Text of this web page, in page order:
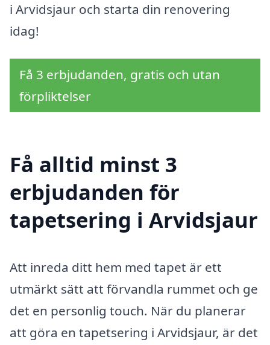
i Arvidsjaur och starta din renovering
idag!
Få 3 erbjudanden, gratis och utan
förpliktelser
Få alltid minst 3
erbjudanden för
tapetsering i Arvidsjaur
Att inreda ditt hem med tapet är ett
utmärkt sätt att förvandla rummet och ge
det en personlig touch. När du planerar
att göra en tapetsering i Arvidsjaur, är det